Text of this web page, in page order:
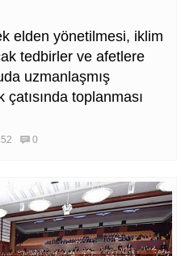
elden yönetilmesi, iklim
tedbirler ve afetlere
uzmanlaşmış
toplanması
0